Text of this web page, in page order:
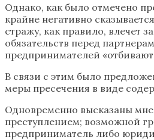
Однако, как было отмечено
крайне негативно
стражу, как правило, влечет
обязательств перед
предпринимателей
В связи с этим было
меры пресечения в виде
Одновременно высказаны
преступлением; возможной
предприниматель либо